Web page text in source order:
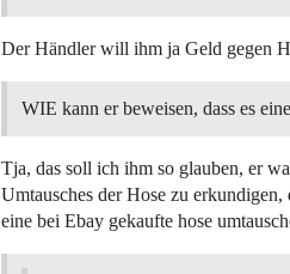
Der Händler will ihm ja Geld gegen
WIE kann er beweisen, dass es
Tja, das soll ich ihm so glauben, er
Umtausches der Hose zu
eine bei Ebay gekaufte hose